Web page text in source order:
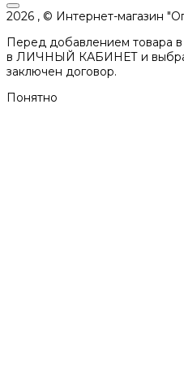
2026 , © Интернет-магазин
Перед добавлением товара
в ЛИЧНЫЙ КАБИНЕТ и
заключен договор.
Понятно